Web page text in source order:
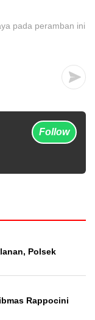
pada peramban ini
Follow
Polsek
Rappocini